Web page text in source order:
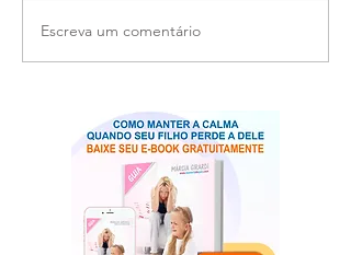
Escreva um comentário